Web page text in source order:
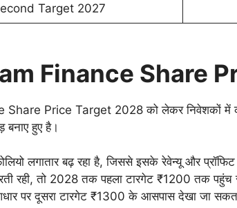
Target 2027
Finance Share
Price Target 2028 को लेकर निवेशकों में
हुए है।
लगातार बढ़ रहा है, जिससे इसके रेवेन्यू और
रही, तो 2028 तक पहला टारगेट ₹1200 तक
पर दूसरा टारगेट ₹1300 के आसपास देखा जा